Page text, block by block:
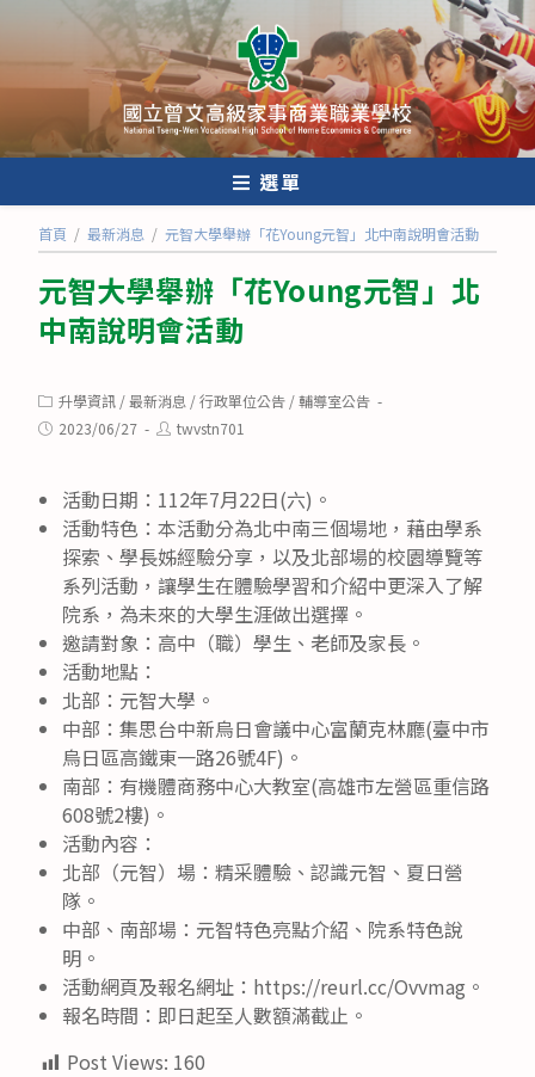
內
選單
首頁 / 最新消息 / 元智大學舉辦「花Young元智」北中南說明會活動
元智大學舉辦「花Young元智」北
中南說明會活動
Post
category:
升學資訊 /最新消息 /行政單位公告 /輔導室公告
Post2023/06/27
Posttwvstn701
活動日期：112年7月22日(六)。
活動特色：本活動分為北中南三個場地，藉由學系
探索、學長姊經驗分享，以及北部場的校園導覽等
系列活動，讓學生在體驗學習和介紹中更深入了解
院系，為未來的大學生涯做出選擇。
邀請對象：高中（職）學生、老師及家長。
活動地點：
北部：元智大學。
中部：集思台中新烏日會議中心富蘭克林廳(臺中市
烏日區高鐵東一路26號4F)。
南部：有機體商務中心大教室(高雄市左營區重信路
608號2樓)。
活動內容：
北部（元智）場：精采體驗、認識元智、夏日營
隊。
中部、南部場：元智特色亮點介紹、院系特色說
明。
活動網頁及報名網址：https://reurl.cc/Ovvmag。
報名時間：即日起至人數額滿截止。
Post Views: 160